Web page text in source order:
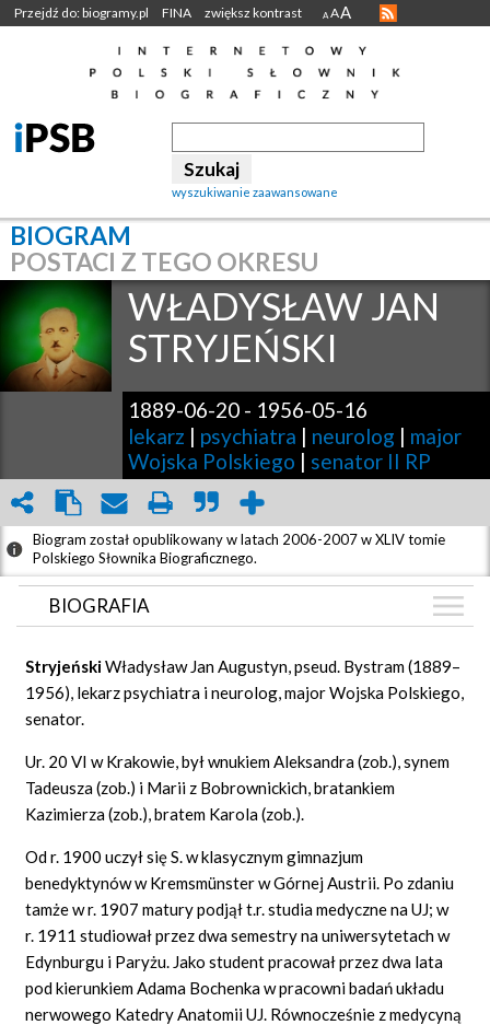
Przejdź do: biogramy.pl FINA zwiększ kontrast A AA
wyszukiwanie zaawansowane
BIOGRAM
POSTACI Z TEGO OKRESU
WŁADYSŁAW JAN
STRYJEŃSKI
1889-06-20 - 1956-05-16
lekarz | psychiatra | neurolog | major
Wojska Polskiego | senator II RP
Biogram został opublikowany w latach 2006-2007 w XLIV tomie
Polskiego Słownika Biograficznego.
BIOGRAFIA
ZDJĘCIA (3)
GRAF POWIĄZAŃ
DYSKUSJA
Mapa
StryjeńskiWładysław Jan Augustyn, pseud. Bystram (1889–
1956), lekarz psychiatra i neurolog, major Wojska Polskiego,
senator.
Ur. 20 VI w Krakowie, był wnukiem Aleksandra (zob.), synem
Tadeusza (zob.) i Marii z Bobrownickich, bratankiem
Kazimierza (zob.), bratem Karola (zob.).
Od r. 1900 uczył się S. w klasycznym gimnazjum
benedyktynów w Kremsmünster w Górnej Austrii. Po zdaniu
tamże w r. 1907 matury podjął t.r. studia medyczne na UJ; w
r. 1911 studiował przez dwa semestry na uniwersytetach w
Edynburgu i Paryżu. Jako student pracował przez dwa lata
pod kierunkiem Adama Bochenka w pracowni badań układu
nerwowego Katedry Anatomii UJ. Równocześnie z medycyną